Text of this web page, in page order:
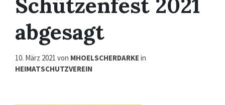
abgesagt
10. März 2021 von MHOELSCHERDARKE in
HEIMATSCHUTZVEREIN